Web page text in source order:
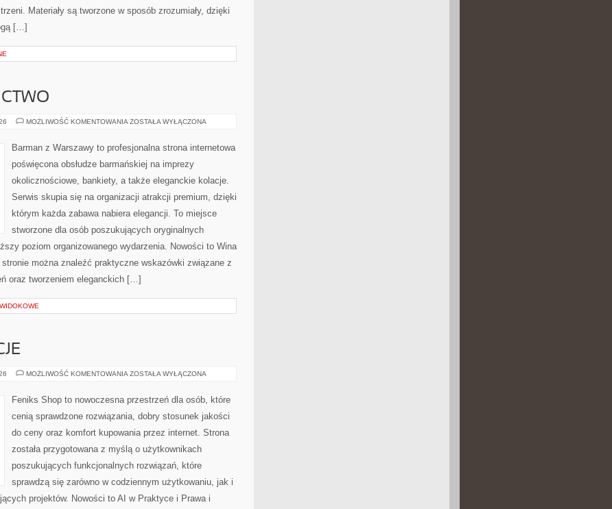
Materiały są tworzone w sposób zrozumiały, dzięki
[…]
MOŻLIWOŚĆ KOMENTOWANIA PIWO
ZOSTAŁA WYŁĄCZONA
Barman z Warszawy to profesjonalna strona internetowa
poświęcona obsłudze barmańskiej na imprezy
okolicznościowe, bankiety, a także eleganckie kolacje.
Serwis skupia się na organizacji atrakcji premium, dzięki
którym każda zabawa nabiera elegancji. To miejsce
stworzone dla osób poszukujących oryginalnych
poziom organizowanego wydarzenia. Nowości to Wina
można znaleźć praktyczne wskazówki związane z
oraz tworzeniem eleganckich […]
MOŻLIWOŚĆ KOMENTOWANIA PRAWA
ZOSTAŁA WYŁĄCZONA
Feniks Shop to nowoczesna przestrzeń dla osób, które
cenią sprawdzone rozwiązania, dobry stosunek jakości
do ceny oraz komfort kupowania przez internet. Strona
została przygotowana z myślą o użytkownikach
poszukujących funkcjonalnych rozwiązań, które
sprawdzą się zarówno w codziennym użytkowaniu, jak i
projektów. Nowości to AI w Praktyce i Prawa i